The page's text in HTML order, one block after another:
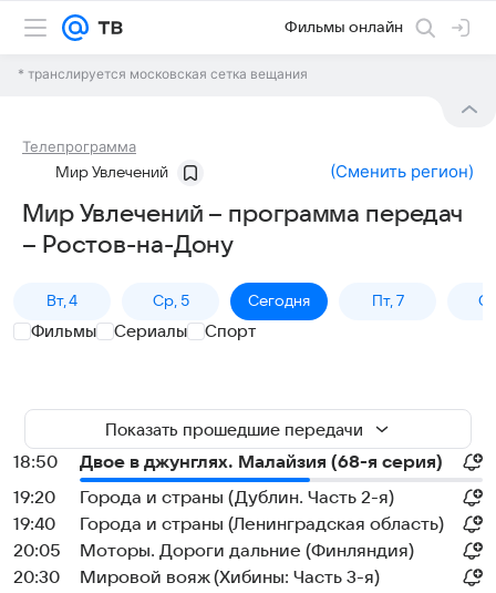
Фильмы онлайн
* транслируется московская сетка вещания
Телепрограмма
Мир Увлечений (Сменить регион)
Мир Увлечений – программа передач
– Ростов-на-Дону
Вт, 4 Ср, 5 Сегодня Пт, 7
Фильмы Сериалы Спорт
Показать прошедшие передачи
18:50
Двое в джунглях. Малайзия (68-я серия)
19:20
Города и страны (Дублин. Часть 2-я)
19:40
Города и страны (Ленинградская область)
20:05
Моторы. Дороги дальние (Финляндия)
20:30
Мировой вояж (Хибины: Часть 3-я)